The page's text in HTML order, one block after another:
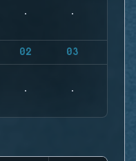
02 03